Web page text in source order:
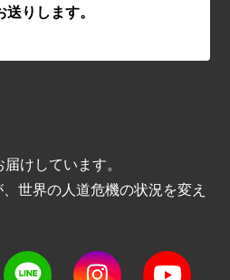
りします。
けしています。
世界の人道危機の状況を変え